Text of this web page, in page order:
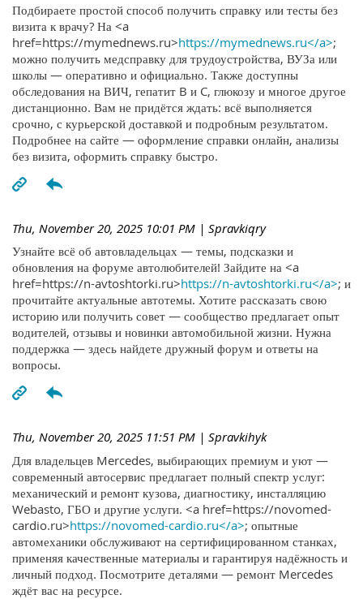
Подбираете простой способ получить справку или тесты без
визита к врачу? На <a
href=https://mymednews.ru>https://mymednews.ru</a>;
можно получить медсправку для трудоустройства, ВУЗа или
школы — оперативно и официально. Также доступны
обследования на ВИЧ, гепатит B и C, глюкозу и многое другое
дистанционно. Вам не придётся ждать: всё выполняется
срочно, с курьерской доставкой и подробным результатом.
Подробнее на сайте — оформление справки онлайн, анализы
без визита, оформить справку быстро.
Thu, November 20, 2025 10:01 PM | Spravkiqry
Узнайте всё об автовладельцах — темы, подсказки и
обновления на форуме автолюбителей! Зайдите на <a
href=https://n-avtoshtorki.ru>https://n-avtoshtorki.ru</a>; и
прочитайте актуальные автотемы. Хотите рассказать свою
историю или получить совет — сообщество предлагает опыт
водителей, отзывы и новинки автомобильной жизни. Нужна
поддержка — здесь найдете дружный форум и ответы на
вопросы.
Thu, November 20, 2025 11:51 PM | Spravkihyk
Для владельцев Mercedes, выбирающих премиум и уют —
современный автосервис предлагает полный спектр услуг:
механический и ремонт кузова, диагностику, инсталляцию
Webasto, ГБО и другие услуги. <a href=https://novomed-
cardio.ru>https://novomed-cardio.ru</a>; опытные
автомеханики обслуживают на сертифицированном станках,
применяя качественные материалы и гарантируя надёжность и
личный подход. Посмотрите деталями — ремонт Mercedes
ждёт вас на ресурсе.